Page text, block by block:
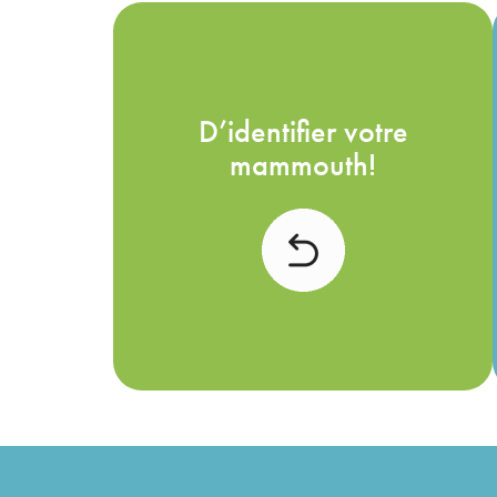
D’identifier votre
mammouth!
mammouth pour illustrer le
stress : ce mammouth
représente une menace
perçue par notre cerveau,
qui déclenche une
réaction de survie — fuir,